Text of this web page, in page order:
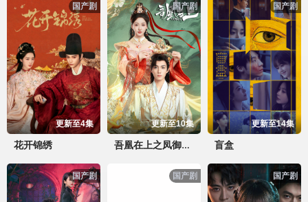
国产剧
更新至4集
花开锦绣
国产剧
更新至10集
吾凰在上之凤御四方
国产剧
更新至14集
盲盒
国产剧 国产剧 国产剧